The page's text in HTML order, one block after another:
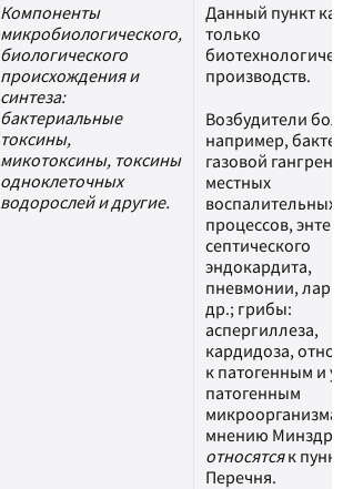
Компоненты
микробиологического,
биологического
происхождения и
синтеза:
бактериальные
токсины,
микотоксины, токсины
одноклеточных
водорослей и другие.
Данный пункт
только
производств.
Возбудители
например,
газовой
местных
воспалительных
процессов,
септического
эндокардита,
пневмонии,
др.; грибы:
аспергиллеза,
кардидоза,
к патогенным и
патогенным
мнению
относятсяк
Перечня.